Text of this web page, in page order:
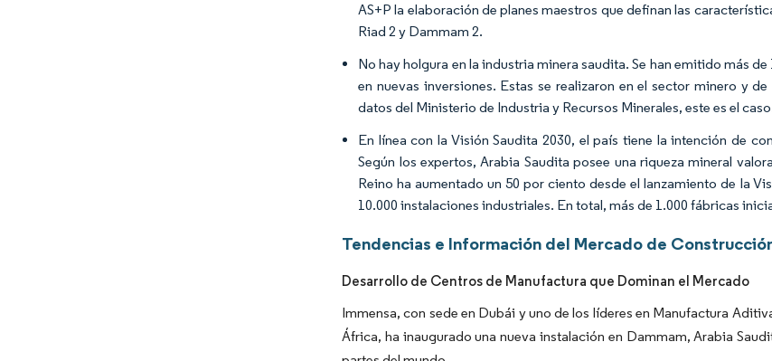
AS+P la elaboración de planes maestros que definan las
Riad 2 y Dammam 2.
No hay holgura en la industria minera saudita. Se han emitido más
en nuevas inversiones. Estas se realizaron en el sector minero y
datos del Ministerio de Industria y Recursos Minerales, este es el
En línea con la Visión Saudita 2030, el país tiene la intención de
Según los expertos, Arabia Saudita posee una riqueza mineral
Reino ha aumentado un 50 por ciento desde el lanzamiento de la
10.000 instalaciones industriales. En total, más de 1.000 fábricas
Tendencias e Información del Mercado de
Desarrollo de Centros de Manufactura que Dominan el Mercado
Immensa, con sede en Dubái y uno de los líderes en Manufactura
África, ha inaugurado una nueva instalación en Dammam, Arabia